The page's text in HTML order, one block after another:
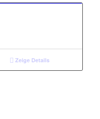
Zeige Details